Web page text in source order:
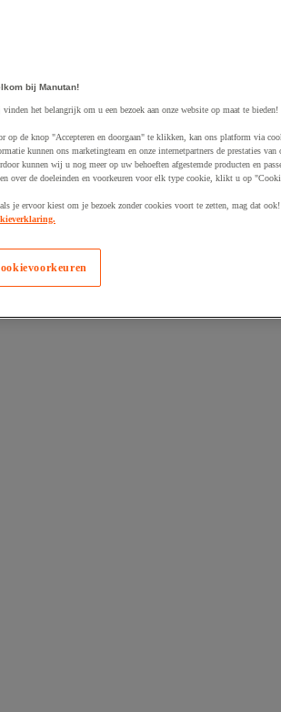
winkelwagen
bij Manutan!
het belangrijk om u een bezoek aan onze website op maat te bieden!
op de knop "Accepteren en doorgaan" te klikken, kan ons platform via
kunnen ons marketingteam en onze internetpartners de prestaties
kunnen wij u nog meer op uw behoeften afgestemde producten en
over de doeleinden en voorkeuren voor elk type cookie, klikt u op
je ervoor kiest om je bezoek zonder cookies voort te zetten, mag dat